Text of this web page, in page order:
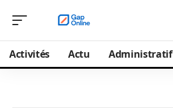
Activités Actu Administratif